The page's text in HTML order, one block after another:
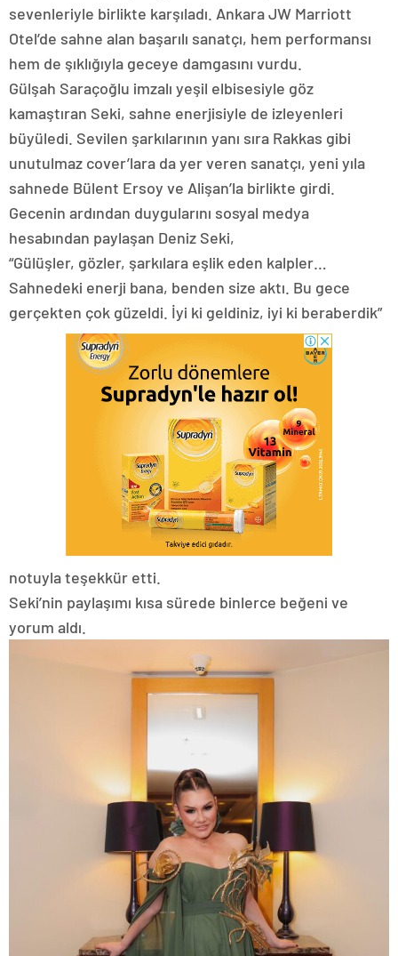
sevenleriyle birlikte karşıladı. Ankara JW Marriott
Otel’de sahne alan başarılı sanatçı, hem performansı
hem de şıklığıyla geceye damgasını vurdu.
Gülşah Saraçoğlu imzalı yeşil elbisesiyle göz
kamaştıran Seki, sahne enerjisiyle de izleyenleri
büyüledi. Sevilen şarkılarının yanı sıra Rakkas gibi
unutulmaz cover’lara da yer veren sanatçı, yeni yıla
sahnede Bülent Ersoy ve Alişan’la birlikte girdi.
Gecenin ardından duygularını sosyal medya
hesabından paylaşan Deniz Seki,
“Gülüşler, gözler, şarkılara eşlik eden kalpler…
Sahnedeki enerji bana, benden size aktı. Bu gece
gerçekten çok güzeldi. İyi ki geldiniz, iyi ki beraberdik”
notuyla teşekkür etti.
Seki’nin paylaşımı kısa sürede binlerce beğeni ve
yorum aldı.